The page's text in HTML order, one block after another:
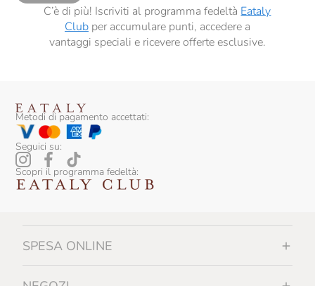
C’è di più! Iscriviti al programma fedeltà Eataly
Clubper accumulare punti, accedere a
vantaggi speciali e ricevere offerte esclusive.
Metodi di pagamento accettati:
Seguici su:
Scopri il programma fedeltà:
SPESA ONLINE